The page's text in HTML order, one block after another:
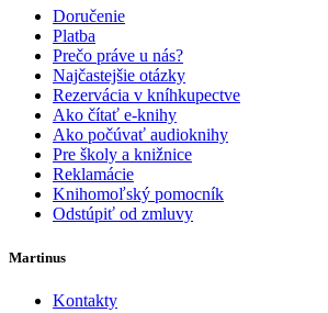
Doručenie
Platba
Prečo práve u nás?
Najčastejšie otázky
Rezervácia v kníhkupectve
Ako čítať e-knihy
Ako počúvať audioknihy
Pre školy a knižnice
Reklamácie
Knihomoľský pomocník
Odstúpiť od zmluvy
Martinus
Kontakty